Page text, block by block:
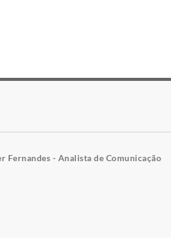
Fernandes - Analista de Comunicação